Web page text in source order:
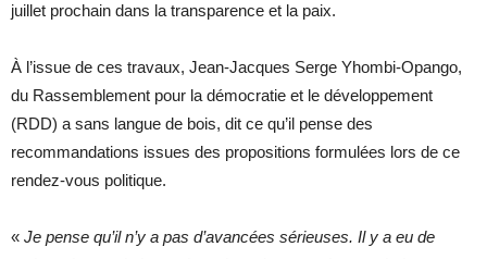
juillet prochain dans la transparence et la paix.
À l’issue de ces travaux, Jean-Jacques Serge Yhombi-Opango,
du Rassemblement pour la démocratie et le développement
(RDD) a sans langue de bois, dit ce qu’il pense des
recommandations issues des propositions formulées lors de ce
rendez-vous politique.
« Je pense qu’il n’y a pas d’avancées sérieuses. Il y a eu de